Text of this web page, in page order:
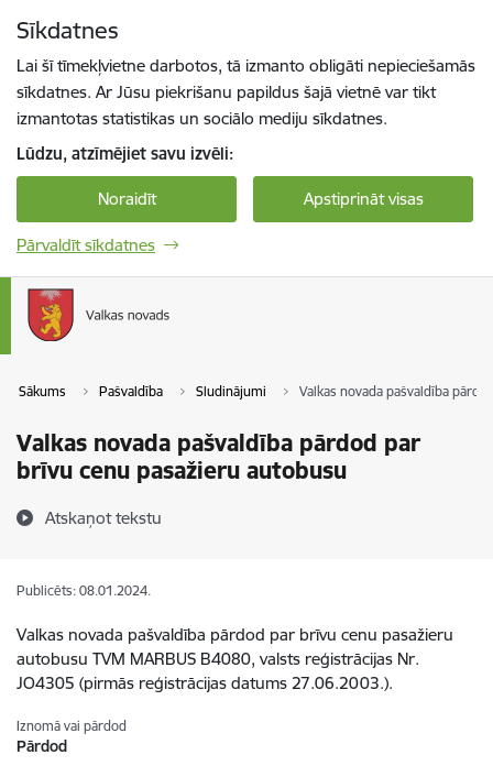
Sīkdatnes
Lai šī tīmekļvietne darbotos, tā izmanto obligāti nepieciešamās
sīkdatnes. Ar Jūsu piekrišanu papildus šajā vietnē var tikt
izmantotas statistikas un sociālo mediju sīkdatnes.
Lūdzu, atzīmējiet savu izvēli:
Noraidīt Apstiprināt visas
Pārvaldīt sīkdatnes
Sākums Pašvaldība Sludinājumi Valkas novada pašvaldība
Valkas novada pašvaldība pārdod par
brīvu cenu pasažieru autobusu
Atskaņot tekstu
Publicēts: 08.01.2024.
Valkas novada pašvaldība pārdod par brīvu cenu pasažieru
autobusu TVM MARBUS B4080, valsts reģistrācijas Nr.
JO4305 (pirmās reģistrācijas datums 27.06.2003.).
Iznomā vai pārdod
Pārdod